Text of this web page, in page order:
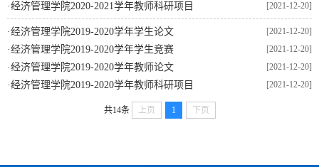
[2021-12-20]
·经济管理学院2020-2021学年教师科研项目
[2021-12-20]
·经济管理学院2019-2020学年学生论文
[2021-12-20]
·经济管理学院2019-2020学年学生竞赛
[2021-12-20]
·经济管理学院2019-2020学年教师论文
[2021-12-20]
·经济管理学院2019-2020学年教师科研项目
共14条 上页 1 下页